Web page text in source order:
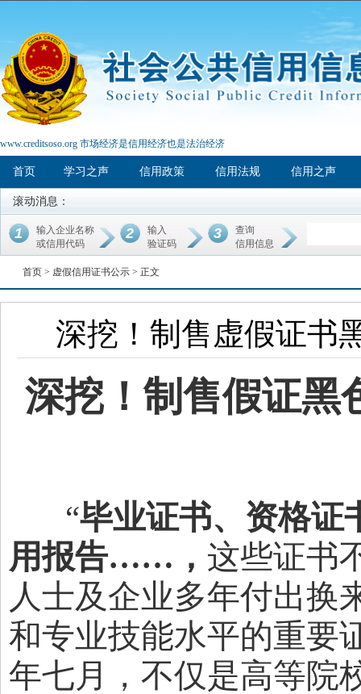
www.creditsoso.org 市场经济是信用经济也是法治经济
首页 学习之声 信用政策 信用法规 信用之声
滚动消息：
1
输入企业名称
或信用代码
2
输入
验证码
3
查询
信用信息
首页 > 虚假信用证书公示 > 正文
深挖！制售虚假证书
深挖！制售假证
“毕业证书、资格证
用报告……， 这些证书
人士及企业多年付出换
和专业技能水平的重要
年七月，不仅是高等院